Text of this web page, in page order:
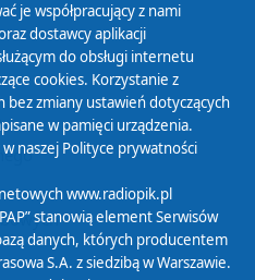
je współpracujący z nami
dostawcy aplikacji
do obsługi internetu
cookies. Korzystanie z
zmiany ustawień dotyczących
w pamięci urządzenia.
naszej Polityce prywatności
www.radiopik.pl
stanowią element Serwisów
danych, których producentem
S.A. z siedzibą w Warszawie.